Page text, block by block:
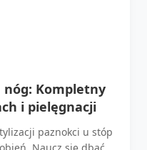
nóg: Kompletny
i pielęgnacji
paznokci u stóp
Naucz się dbać